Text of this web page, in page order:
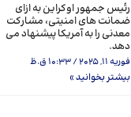
رئیس جمهور اوکراین به ازای
ضمانت های امنیتی، مشارکت
معدنی را به آمریکا پیشنهاد می
دهد.
فوریه 11, 2025
بیشتر بخوانید »